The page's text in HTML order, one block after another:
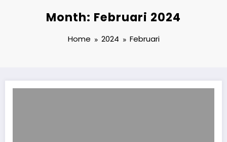
Month: Februari 2024
Home 2024 Februari